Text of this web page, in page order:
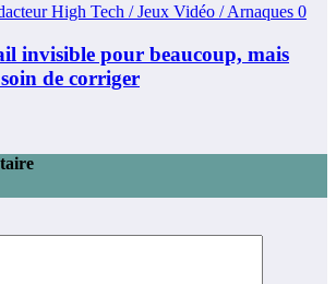
High Tech / Jeux Vidéo / Arnaques 0
invisible pour beaucoup, mais
de corriger